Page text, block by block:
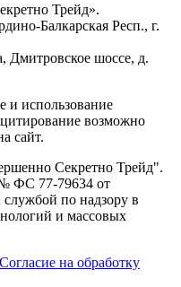
Трейд».
Балкарская Респ., г.
Дмитровское шоссе, д.
и использование
возможно
сайт.
Секретно Трейд".
ФС 77-79634 от
по надзору в
и массовых
Согласие на обработку